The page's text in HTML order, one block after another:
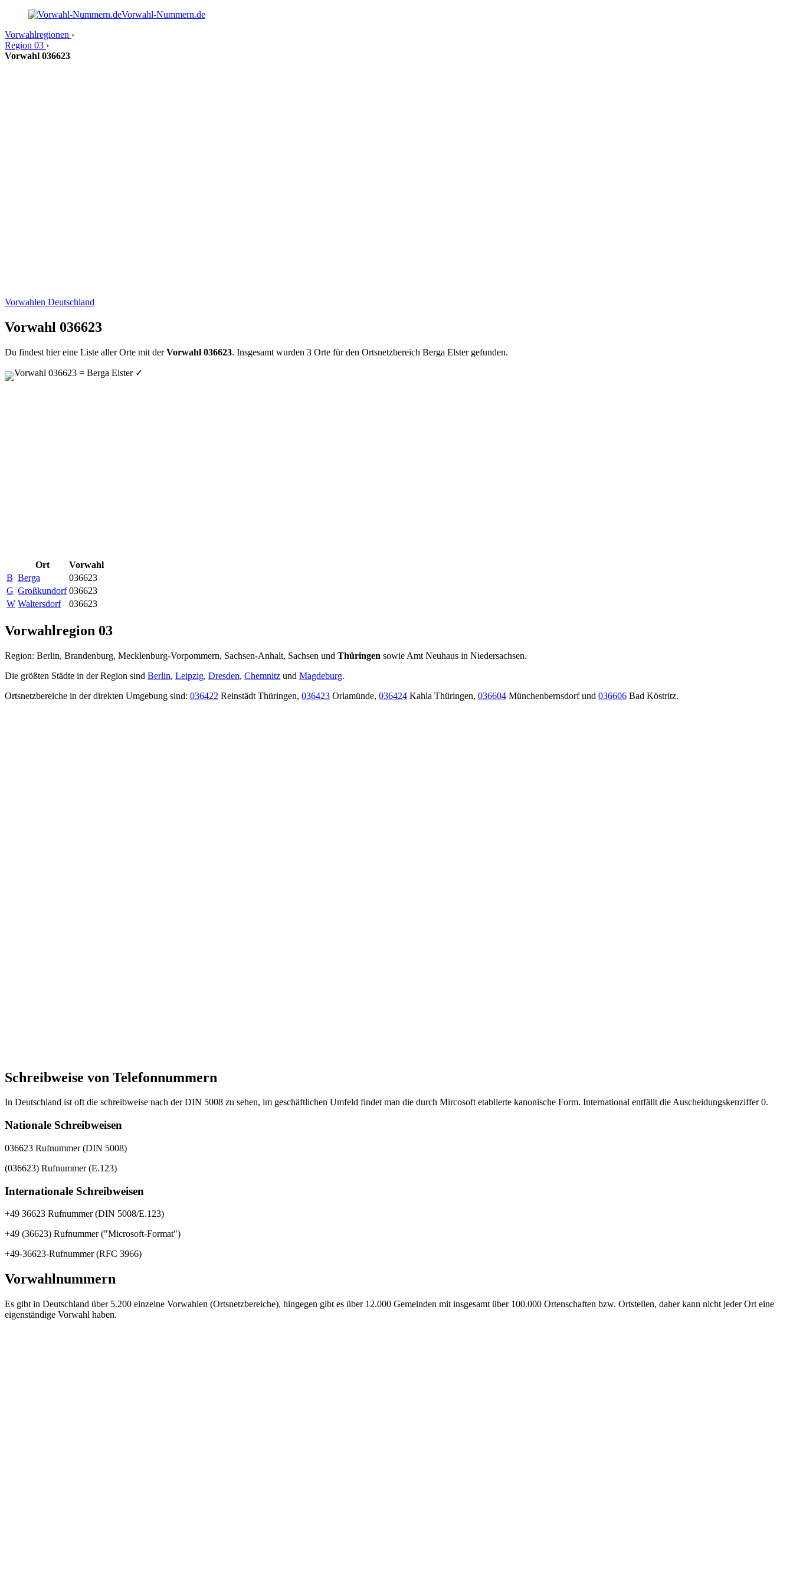
Vorwahl-Nummern.de
Vorwahlregionen ›
Region 03 ›
Vorwahl 036623
Vorwahlen Deutschland
Vorwahl 036623
Du findest hier eine Liste aller Orte mit derVorwahl 036623. Insgesamt wurden 3 Orte für den Ortsnetzbereich Berga Elster gefunden.
Vorwahl 036623 = Berga Elster ✓
Ort
Vorwahl
B Berga
036623
G Großkundorf 036623
W Waltersdorf 036623
Vorwahlregion 03
Region: Berlin, Brandenburg, Mecklenburg-Vorpommern, Sachsen-Anhalt, Sachsen und Thüringen sowie Amt Neuhaus in Niedersachsen.
Die größten Städte in der Region sind Berlin, Leipzig, Dresden, Chemnitz und Magdeburg.
Ortsnetzbereiche in der direkten Umgebung sind: 036422 Reinstädt Thüringen, 036423 Orlamünde, 036424 Kahla Thüringen, 036604 Münchenbernsdorf und 036606 Bad Köstritz.
Schreibweise von Telefonnummern
In Deutschland ist oft die schreibweise nach der DIN 5008 zu sehen, im geschäftlichen Umfeld findet man die durch Mircosoft etablierte kanonische Form. International entfällt die Auscheidungskenziffer 0.
Nationale Schreibweisen
036623 Rufnummer (DIN 5008)
(036623) Rufnummer (E.123)
Internationale Schreibweisen
+49 36623 Rufnummer (DIN 5008/E.123)
+49 (36623) Rufnummer ("Microsoft-Format")
+49-36623-Rufnummer (RFC 3966)
Vorwahlnummern
Es gibt in Deutschland über 5.200 einzelne Vorwahlen (Ortsnetzbereiche), hingegen gibt es über 12.000 Gemeinden mit insgesamt über 100.000 Ortenschaften bzw. Ortsteilen, daher kann nicht jeder Ort eine
eigenständige Vorwahl haben.